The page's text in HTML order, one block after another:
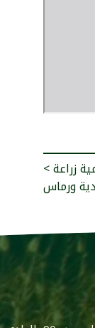
< مشاركة المدرسة في اليوم التقني حول أهمية زراعة
ورماس